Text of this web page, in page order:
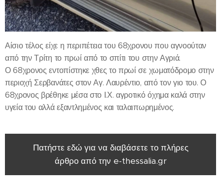
Αίσιο τέλος είχε η περιπέτεια του 68χρονου που αγνοούταν
από την Τρίτη το πρωί από το σπίτι του στην Αγριά.
Ο 68χρονος εντοπίστηκε χθες το πρωί σε χωματόδρομο στην
περιοχή Σερβανάτες στον Αγ. Λαυρέντιο, από τον γιο του. Ο
68χρονος βρέθηκε μέσα στο Ι.Χ. αγροτικό όχημα καλά στην
υγεία του αλλά εξαντλημένος και ταλαιπωρημένος.
Πατήστε εδώ για να διαβάσετε το πλήρες
άρθρο από την e-thessalia.gr